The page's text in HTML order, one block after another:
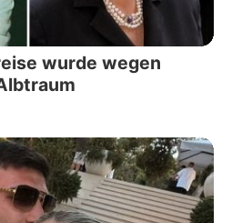
wurde wegen